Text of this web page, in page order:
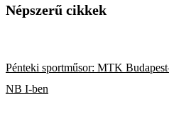
Népszerű cikkek
Pénteki sportműsor: MTK
NB I-ben